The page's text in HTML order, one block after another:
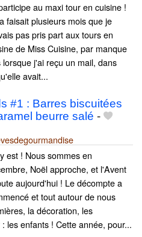
au maxi tour en cuisine !
faisait plusieurs mois que je
pas pris part aux tours en
de Miss Cuisine, par manque
j'ai reçu un mail, dans
avait...
#1 : Barres biscuitées
beurre salé -
est ! Nous sommes en
Noël approche, et l'Avent
aujourd'hui ! Le décompte a
et tout autour de nous
la décoration, les
les enfants ! Cette année, pour...